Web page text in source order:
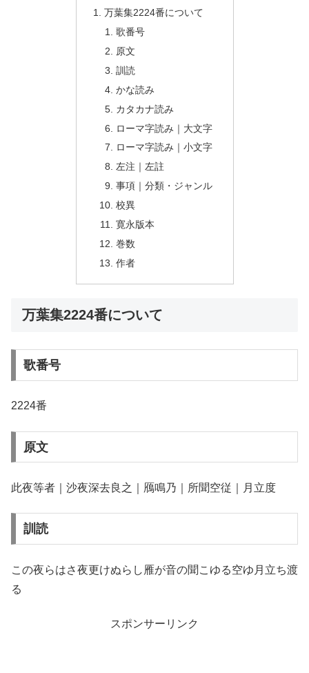
万葉集2224番について
歌番号
原文
訓読
かな読み
カタカナ読み
ローマ字読み｜大文字
ローマ字読み｜小文字
左注｜左註
事項｜分類・ジャンル
校異
寛永版本
巻数
作者
万葉集2224番について
歌番号
2224番
原文
此夜等者｜沙夜深去良之｜鴈鳴乃｜所聞空従｜月立度
訓読
この夜らはさ夜更けぬらし雁が音の聞こゆる空ゆ月立ち渡
る
スポンサーリンク